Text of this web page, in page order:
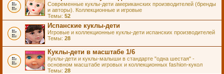
Современные куклы-дети американских производителей (бренды
и авторы). Коллекционные и игровые
Темы: 52
Испанские куклы-дети
Игровые и коллекционные куклы-дети испанских производителей
Темы: 28
Куклы-дети в масштабе 1/6
Куклы-дети и куклы-малыши в стандарте "одна шестая" -
основном масштабе игровых и коллекционных fashion-кукол
Темы: 28